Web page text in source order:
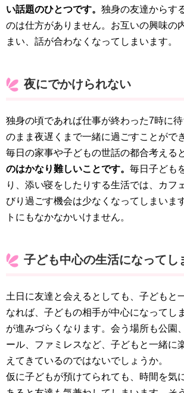
い話題のひとつです。 独身の友達からす
のは仕方がありません。お互いの興味の
まい、話が合わなくなってしまいます。
夜にでかけられない
独身の頃であれば仕事が終わった7時に
のまま夜遅くまで一緒に過ごすことがで
毎日の家事や子どもの世話の都合考えると
のはかなり難しいことです。 毎日子ども
り、添い寝をしたりする生活では、カフ
びり過ごす機会は少なくなってしまいま
トにもなかなかいけません。
子ども中心の生活になってし
土日に友達と会えるとしても、子どもと
なれば、子どもの相手が中心になってし
が進みづらくなります。会う場所も公園
ール、ファミレスなど、子どもと一緒に
えてきているのではないでしょうか。
仮に子どもが預けてられても、時間を気